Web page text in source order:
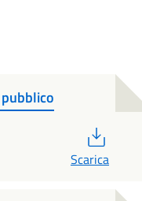
Scarica